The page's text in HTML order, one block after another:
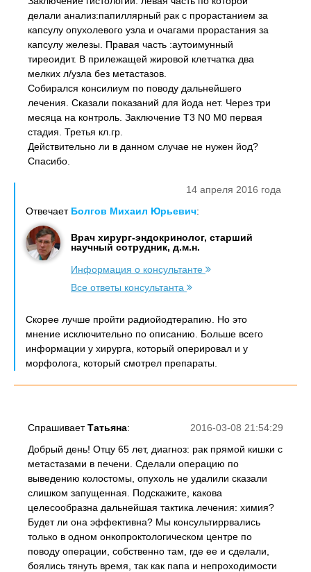
делали анализ:папиллярный рак с прорастанием за
капсулу опухолевого узла и очагами прорастания за
капсулу железы. Правая часть :аутоимунный
тиреоидит. В прилежащей жировой клетчатка два
мелких л/узла без метастазов.
Собирался консилиум по поводу дальнейшего
лечения. Сказали показаний для йода нет. Через три
месяца на контроль. Заключение Т3 N0 M0 первая
стадия. Третья кл.гр.
Действительно ли в данном случае не нужен йод?
Спасибо.
14 апреля 2016 года
Отвечает Болгов Михаил Юрьевич:
Врач хирург-эндокринолог, старший
научный сотрудник, д.м.н.
Информация о консультанте
Все ответы консультанта
Скорее лучше пройти радиойодтерапию. Но это
мнение исключительно по описанию. Больше всего
информации у хирурга, который оперировал и у
морфолога, который смотрел препараты.
2016-03-08 21:54:29
СпрашиваетТатьяна:
Добрый день! Отцу 65 лет, диагноз: рак прямой кишки с
метастазами в печени. Сделали операцию по
выведению колостомы, опухоль не удалили сказали
слишком запущенная. Подскажите, какова
целесообразна дальнейшая тактика лечения: химия?
Будет ли она эффективна? Мы консультиррвались
только в одном онкопроктологическом центре по
поводу операции, собственно там, где ее и сделали,
боялись тянуть время, так как папа и непроходимости